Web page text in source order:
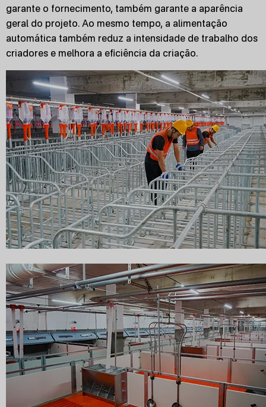
garante o fornecimento, também garante a aparência
geral do projeto. Ao mesmo tempo, a alimentação
automática também reduz a intensidade de trabalho dos
criadores e melhora a eficiência da criação.